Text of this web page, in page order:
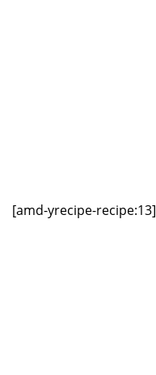
[amd-yrecipe-recipe:13]